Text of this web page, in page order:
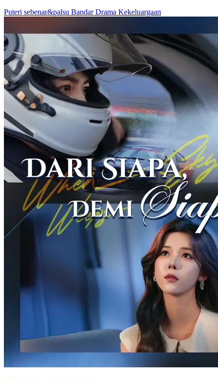
Puteri sebenar&palsu BandarDrama Kekeluargaan